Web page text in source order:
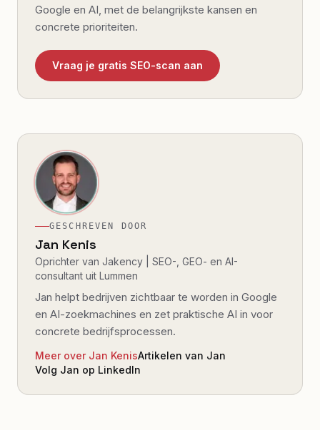
Google en AI, met de belangrijkste kansen en
concrete prioriteiten.
Vraag je gratis SEO-scan aan
GESCHREVEN DOOR
Jan Kenis
Oprichter van Jakency | SEO-, GEO- en AI-
consultant uit Lummen
Jan helpt bedrijven zichtbaar te worden in Google
en AI-zoekmachines en zet praktische AI in voor
concrete bedrijfsprocessen.
Meer over Jan KenisArtikelen van Jan
Volg Jan op LinkedIn